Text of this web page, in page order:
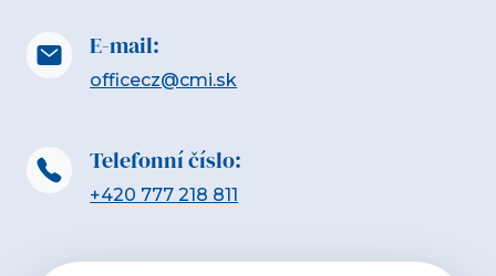
E-mail:
officecz@cmi.sk
Telefonní číslo:
+420 777 218 811